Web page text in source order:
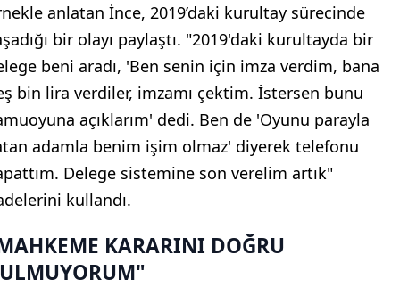
anlatan İnce, 2019’daki kurultay sürecinde
bir olayı paylaştı. "2019'daki kurultayda bir
beni aradı, 'Ben senin için imza verdim, bana
bin lira verdiler, imzamı çektim. İstersen bunu
açıklarım' dedi. Ben de 'Oyunu parayla
adamla benim işim olmaz' diyerek telefonu
Delege sistemine son verelim artık"
kullandı.
KARARINI DOĞRU